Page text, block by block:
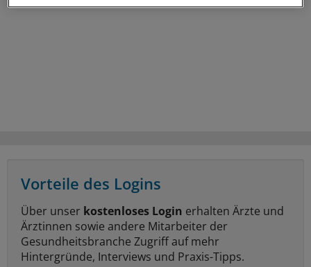
Vorteile des Logins
Über unser kostenloses Login erhalten Ärzte und
Ärztinnen sowie andere Mitarbeiter der
Gesundheitsbranche Zugriff auf mehr
Hintergründe, Interviews und Praxis-Tipps.